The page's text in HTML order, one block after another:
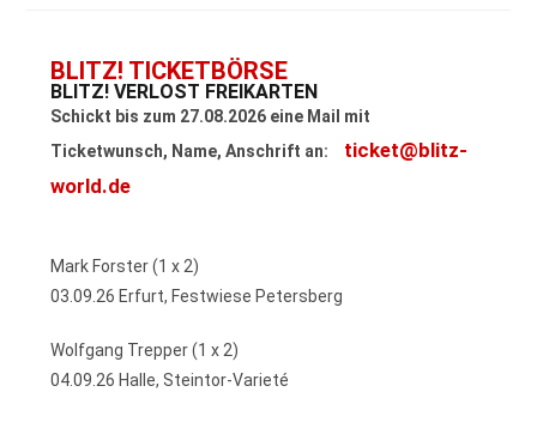
BLITZ! TICKETBÖRSE
BLITZ! VERLOST FREIKARTEN
Schickt bis zum 27.08.2026 eine Mail mit
Ticketwunsch, Name, Anschrift an:
ticket@blitz-
world.de
Mark Forster (1 x 2)
03.09.26 Erfurt, Festwiese Petersberg
Wolfgang Trepper (1 x 2)
04.09.26 Halle, Steintor-Varieté